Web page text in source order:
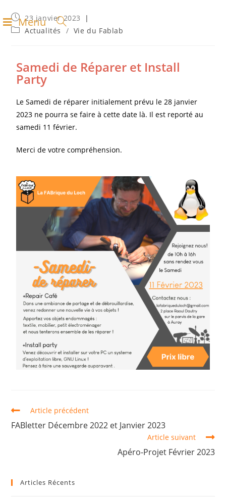
Menu
23 janvier 2023
Actualités
/ Vie du Fablab
Samedi de Réparer et Install
Party
Le Samedi de réparer initialement prévu le 28 janvier
2023 ne pourra se faire à cette date là. Il est reporté au
samedi 11 février.
Merci de votre compréhension.
Article précédent
FABletter Décembre 2022 et Janvier 2023
Article suivant
Apéro-Projet Février 2023
Articles Récents